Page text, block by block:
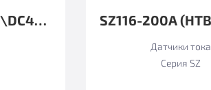
SZ128D24-100AC\DC4-20MA
Датчики тока
Серия SZ